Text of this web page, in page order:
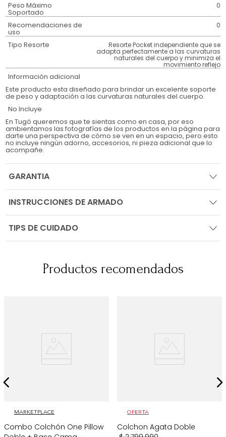
Peso Máximo
Soportado
0
Recomendaciones de
uso
0
Tipo Resorte Resorte Pocket independiente que se
adapta perfectamente a las curvaturas
naturales del cuerpo y minimiza el
movimiento reflejo
Información adicional
Este producto esta diseñado para brindar un excelente soporte
de peso y adaptación a las curvaturas naturales del cuerpo.
No Incluye
En Tugó queremos que te sientas como en casa, por eso
ambientamos las fotografías de los productos en la página para
darte una perspectiva de cómo se ven en un espacio, pero esto
no incluye ningún adorno, accesorios, ni pieza adicional que lo
acompañe.
GARANTIA
INSTRUCCIONES DE ARMADO
TIPS DE CUIDADO
Productos recomendados
MARKETPLACE
Combo Colchón One Pillow
OFERTA
Colchon Agata Doble